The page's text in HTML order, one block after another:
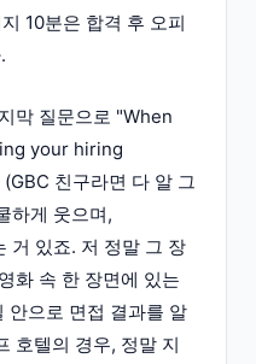
10분은 합격 후 오피
막 질문으로 "When
your hiring
친구라면 다 알 그
하게 웃으며,
거 있죠. 저 정말 그 장
화 속 한 장면에 있는
안으로 면접 결과를 알
호텔의 경우, 정말 지